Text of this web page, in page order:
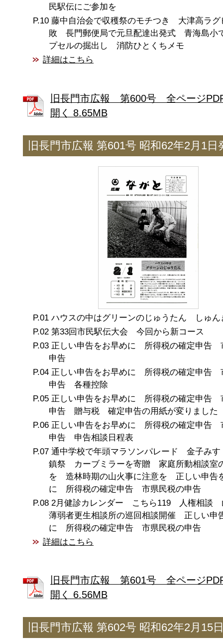
民駅伝にご参加を
藤中自治会で収穫祭のモチつき 大津高ラグ
敗 長門郵便局で元旦配達出発式 青海島小
プセルの掘出し 消防ひとくちメモ
詳細はこちら
旧長門市広報 第600号 全ページ
開く 8.65MB
旧長門市広報 第601号 昭和62年2月1日
ハウスの中はグリーンのじゅうたん しゅん
第33回市民駅伝大会 今回から新コース
正しい申告をお早めに 所得税の確定申告
申告
正しい申告をお早めに 所得税の確定申告
申告 各種控除
正しい申告をお早めに 所得税の確定申告
申告 贈与税 確定申告の用紙が変りました
正しい申告をお早めに 所得税の確定申告
申告 申告相談日程表
通中学校で年頭マラソンパレード 金子みす
鎮祭 カーブミラーを寄贈 家庭所動相談室
を 造林時期の山火事に注意を 正しい申告
に 所得税の確定申告 市県民税の申告
2月健診カレンダー こちら119 人権相談
薄弱者更生相談所の巡回相談開催 正しい申
に 所得税の確定申告 市県民税の申告
詳細はこちら
旧長門市広報 第601号 全ページ
開く 6.56MB
旧長門市広報 第602号 昭和62年2月15